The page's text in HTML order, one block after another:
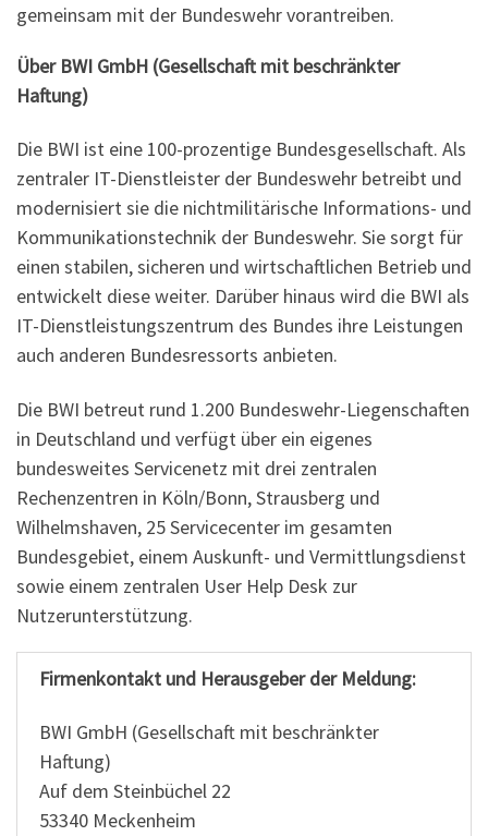
gemeinsam mit der Bundeswehr vorantreiben.
Über BWI GmbH (Gesellschaft mit beschränkter
Haftung)
Die BWI ist eine 100-prozentige Bundesgesellschaft. Als
zentraler IT-Dienstleister der Bundeswehr betreibt und
modernisiert sie die nichtmilitärische Informations- und
Kommunikationstechnik der Bundeswehr. Sie sorgt für
einen stabilen, sicheren und wirtschaftlichen Betrieb und
entwickelt diese weiter. Darüber hinaus wird die BWI als
IT-Dienstleistungszentrum des Bundes ihre Leistungen
auch anderen Bundesressorts anbieten.
Die BWI betreut rund 1.200 Bundeswehr-Liegenschaften
in Deutschland und verfügt über ein eigenes
bundesweites Servicenetz mit drei zentralen
Rechenzentren in Köln/Bonn, Strausberg und
Wilhelmshaven, 25 Servicecenter im gesamten
Bundesgebiet, einem Auskunft- und Vermittlungsdienst
sowie einem zentralen User Help Desk zur
Nutzerunterstützung.
Firmenkontakt und Herausgeber der Meldung:
BWI GmbH (Gesellschaft mit beschränkter
Haftung)
Auf dem Steinbüchel 22
53340 Meckenheim